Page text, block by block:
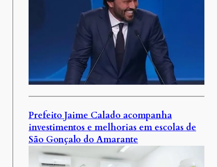
Prefeito Jaime Calado acompanha
investimentos e melhorias em escolas de
São Gonçalo do Amarante